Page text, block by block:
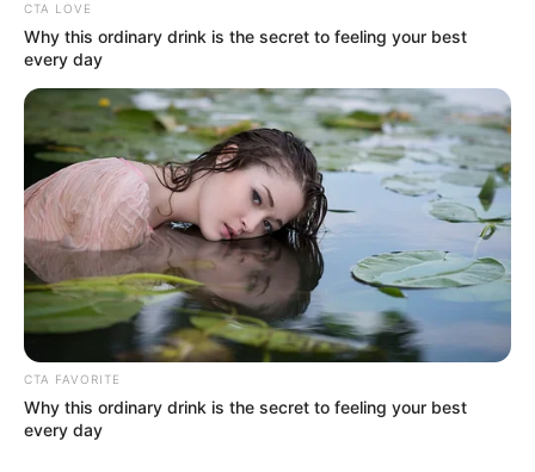
CTA LOVE
Why this ordinary drink is the secret to feeling your best
every day
CTA FAVORITE
Why this ordinary drink is the secret to feeling your best
every day